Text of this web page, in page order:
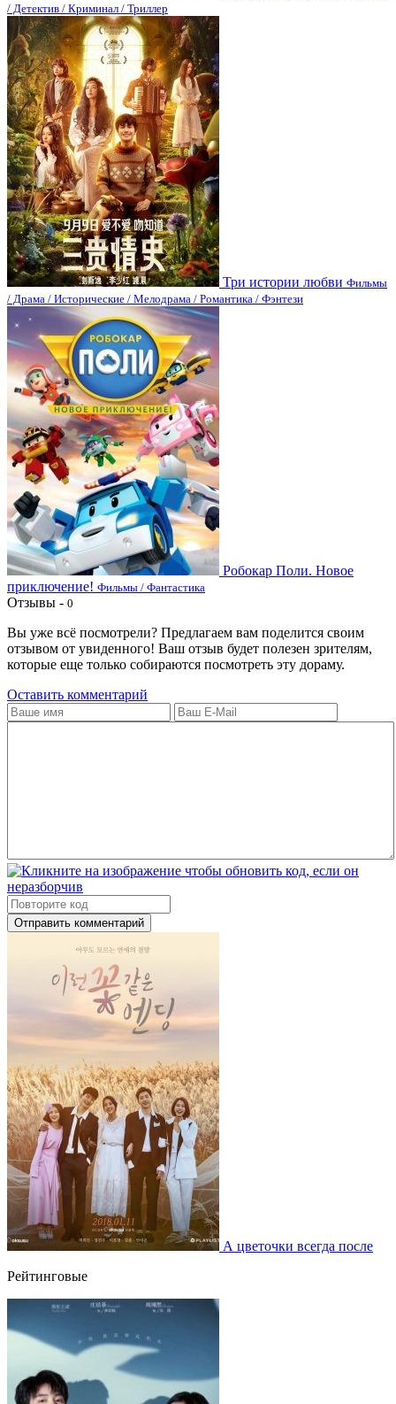
/ Детектив / Криминал / Триллер
Три истории любви Фильмы
/ Драма / Исторические / Мелодрама / Романтика / Фэнтези
Робокар Поли. Новое
приключение! Фильмы / Фантастика
Отзывы - 0
Вы уже всё посмотрели? Предлагаем вам поделится своим
отзывом от увиденного! Ваш отзыв будет полезен зрителям,
которые еще только собираются посмотреть эту дораму.
Оставить комментарий
Отправить комментарий
А цветочки всегда после
Рейтинговые